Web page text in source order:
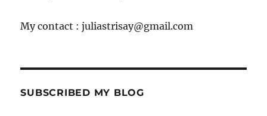
My contact : juliastrisay@gmail.com
SUBSCRIBED MY BLOG